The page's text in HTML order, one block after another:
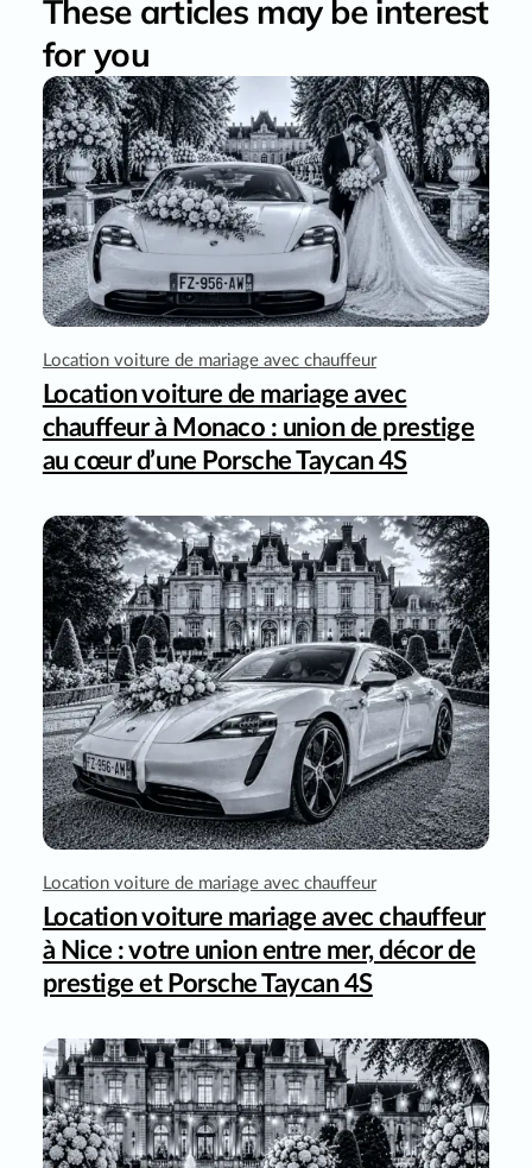
These articles may be interest
for you
Location voiture de mariage avec chauffeur
Location voiture de mariage avec
chauffeur à Monaco : union de prestige
au cœur d’une Porsche Taycan 4S
Location voiture de mariage avec chauffeur
Location voiture mariage avec chauffeur
à Nice : votre union entre mer, décor de
prestige et Porsche Taycan 4S